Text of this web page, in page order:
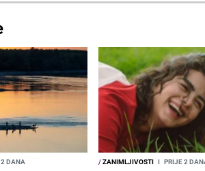
DANA /ZANIMLJIVOSTI I PRIJE 2